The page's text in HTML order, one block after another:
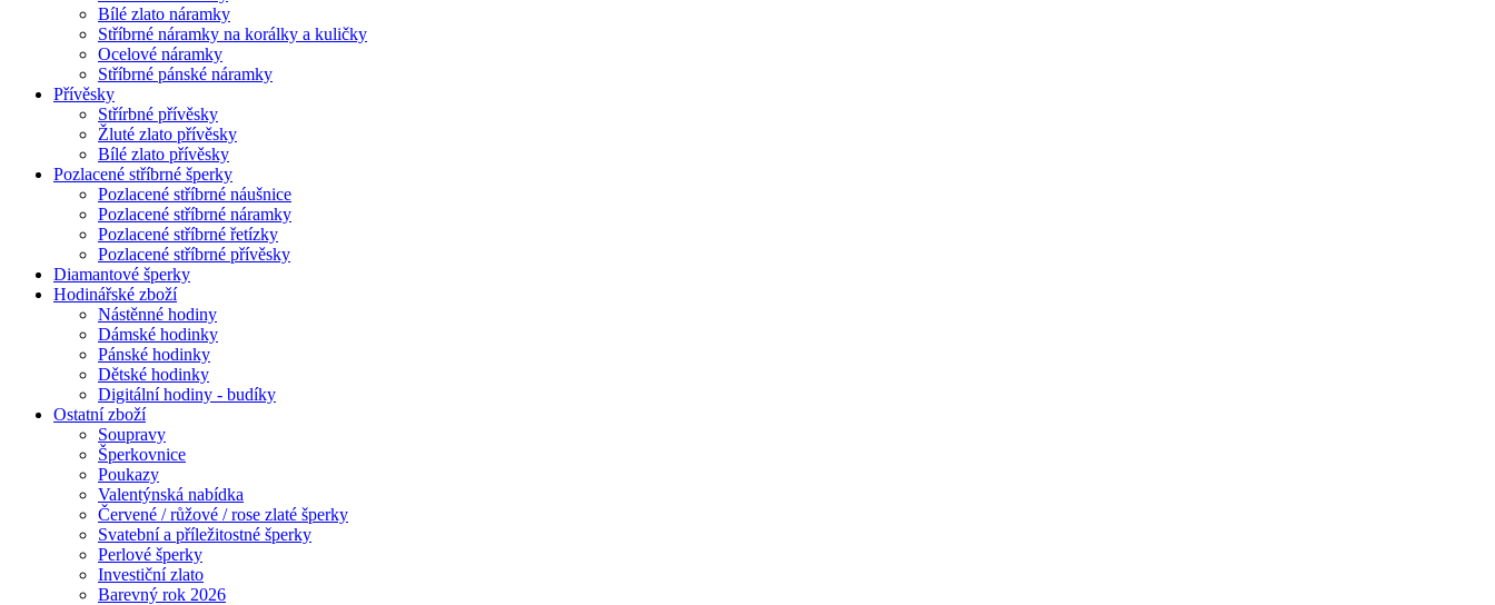
Bílé zlato náramky
Stříbrné náramky na korálky a kuličky
Ocelové náramky
Stříbrné pánské náramky
Přívěsky
Střírbné přívěsky
Žluté zlato přívěsky
Bílé zlato přívěsky
Pozlacené stříbrné šperky
Pozlacené stříbrné náušnice
Pozlacené stříbrné náramky
Pozlacené stříbrné řetízky
Pozlacené stříbrné přívěsky
Diamantové šperky
Hodinářské zboží
Nástěnné hodiny
Dámské hodinky
Pánské hodinky
Dětské hodinky
Digitální hodiny - budíky
Ostatní zboží
Soupravy
Šperkovnice
Poukazy
Valentýnská nabídka
Červené / růžové / rose zlaté šperky
Svatební a příležitostné šperky
Perlové šperky
Investiční zlato
Barevný rok 2026